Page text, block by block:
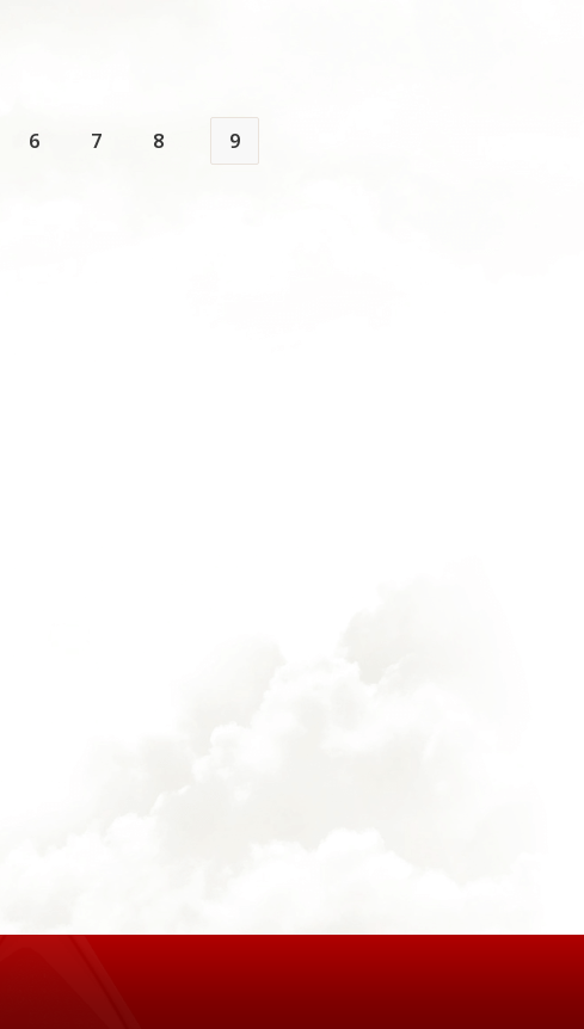
6 7 8 9